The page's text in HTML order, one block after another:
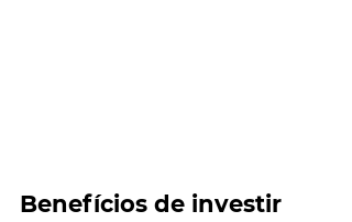
Benefícios de investir